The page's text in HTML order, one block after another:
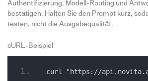
Authentifizierung, Modell-Routing und
bestätigen. Halten Sie den Prompt kurz,
testen, nicht die Ausgabequalität.
cURL-Beispiel
curl "https://